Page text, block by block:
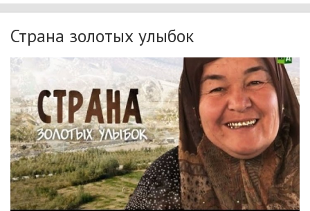
Страна золотых улыбок